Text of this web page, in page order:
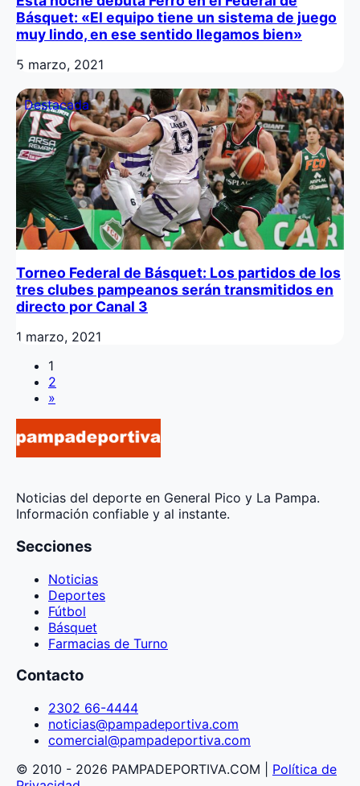
Básquet: «El equipo tiene un sistema de juego
muy lindo, en ese sentido llegamos bien»
5 marzo, 2021
Destacada
Torneo Federal de Básquet: Los partidos de los
tres clubes pampeanos serán transmitidos en
directo por Canal 3
1 marzo, 2021
Navegación
de
entradas
1
2
»
Noticias del deporte en General Pico y La Pampa.
Información confiable y al instante.
Secciones
Noticias
Deportes
Fútbol
Básquet
Farmacias de Turno
Contacto
2302 66-4444
noticias@pampadeportiva.com
comercial@pampadeportiva.com
© 2010 - 2026 PAMPADEPORTIVA.COM | Política de